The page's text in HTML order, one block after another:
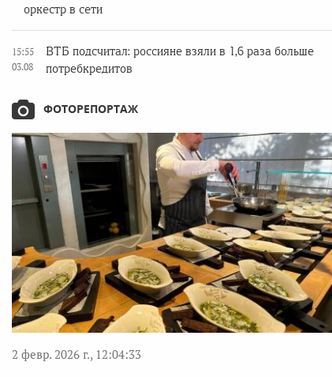
оркестр в сети
15:55
03.08
ВТБ подсчитал: россияне взяли в 1,6 раза больше
потребкредитов
ФОТОРЕПОРТАЖ
2 февр. 2026 г., 12:04:33